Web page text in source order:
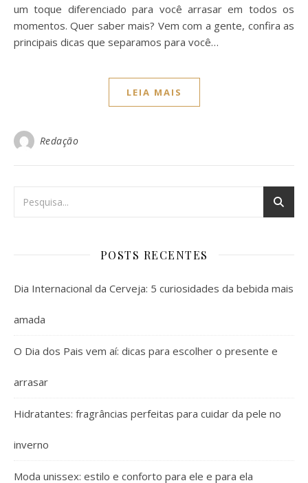
um toque diferenciado para você arrasar em todos os
momentos. Quer saber mais? Vem com a gente, confira as
principais dicas que separamos para você…
LEIA MAIS
Redação
POSTS RECENTES
Dia Internacional da Cerveja: 5 curiosidades da bebida mais
amada
O Dia dos Pais vem aí: dicas para escolher o presente e
arrasar
Hidratantes: fragrâncias perfeitas para cuidar da pele no
inverno
Moda unissex: estilo e conforto para ele e para ela